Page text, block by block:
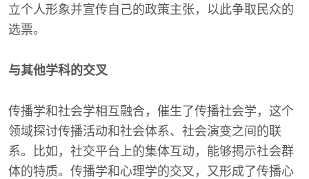
立个人形象并宣传自己的政策主张，以此争取民众的
选票。
与其他学科的交叉
传播学和社会学相互融合，催生了传播社会学，这个
领域探讨传播活动和社会体系、社会演变之间的联
系。比如，社交平台上的集体互动，能够揭示社会群
体的特质。传播学和心理学的交叉，又形成了传播心